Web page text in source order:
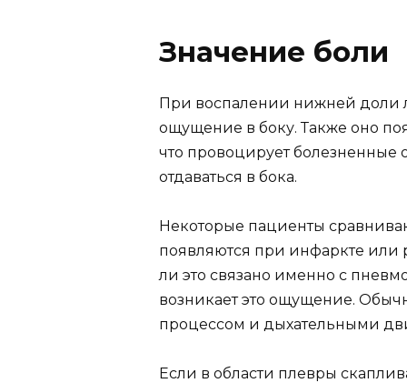
Значение боли
При воспалении нижней доли
ощущение в боку. Также оно
что провоцирует болезненные
отдаваться в бока.
Некоторые пациенты
появляются при инфаркте или
ли это связано именно с
возникает это ощущение.
процессом и дыхательными
Если в области плевры